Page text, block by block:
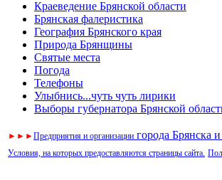
Краеведение Брянской области
Брянская фалеристика
География Брянского края
Природа Брянщины
Святые места
Погода
Телефоны
Улыбнись...чуть чуть лирики
Выборы губернатора Брянской
► ► ►Предприятия и организации города Брянска
Условия, на которых предоставляются страницы сайта.